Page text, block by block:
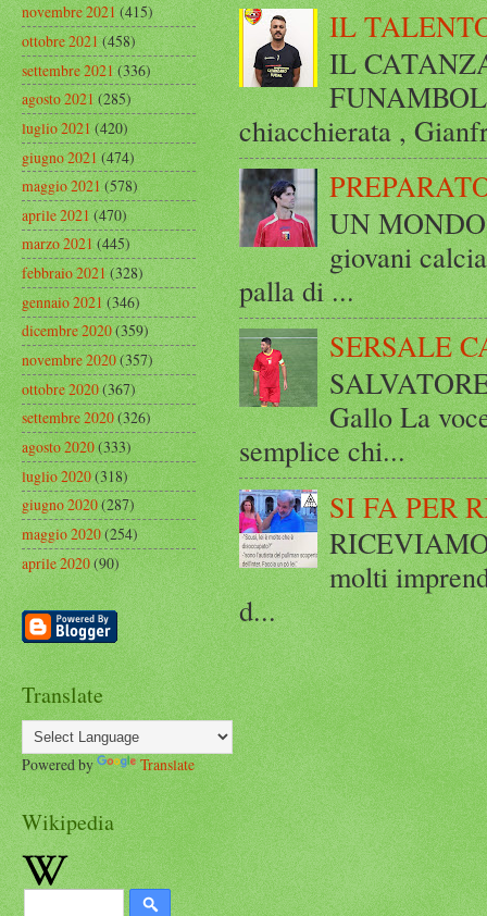
IL
IL
chiacchierata ,
UN
giovani
palla di ...
SERSALE
Gallo La
semplice chi...
SI FA PER
molti
d...
novembre 2021(415)
ottobre 2021(458)
settembre 2021(336)
agosto 2021(285)
luglio 2021(420)
giugno 2021(474)
maggio 2021(578)
aprile 2021(470)
marzo 2021(445)
febbraio 2021(328)
gennaio 2021(346)
dicembre 2020(359)
novembre 2020(357)
ottobre 2020(367)
settembre 2020(326)
agosto 2020(333)
luglio 2020(318)
giugno 2020(287)
maggio 2020(254)
aprile 2020(90)
Translate
Powered by Translate
Wikipedia